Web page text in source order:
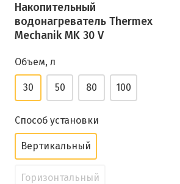
Накопительный
водонагреватель Thermex
Mechanik MK 30 V
Объем, л
30 50 80 100
Способ установки
Вертикальный
Горизонтальный